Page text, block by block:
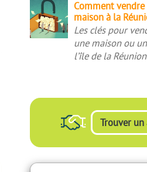
à
la
Réunion
immobilière
à
la
Comment
vendre
rapidement
Réunion
Comment
maison à la
Les clés pour
une maison ou
l’île de la
Trouver